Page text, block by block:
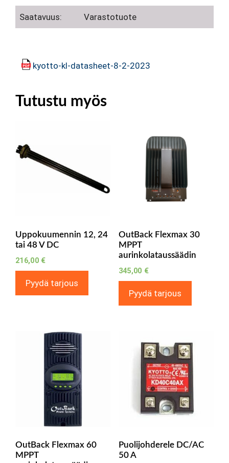
Saatavuus: Varastotuote
kyotto-kl-datasheet-8-2-2023
Tutustu myös
Uppokuumennin 12, 24
tai 48 V DC
216,00 €
Pyydä tarjous
OutBack Flexmax 30
MPPT
aurinkolataussäädin
345,00 €
Pyydä tarjous
OutBack Flexmax 60
MPPT
Puolijohderele DC/AC
50 A